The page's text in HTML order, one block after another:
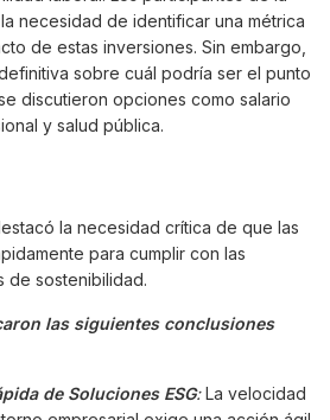
necesidad de identificar una métrica
de estas inversiones. Sin embargo,
sobre cuál podría ser el punto
discutieron opciones como salario
y salud pública.
la necesidad crítica de que las
para cumplir con las
de sostenibilidad.
las siguientes conclusiones
de Soluciones ESG:La velocidad